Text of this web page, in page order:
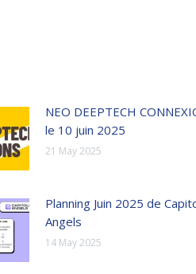
NEO DEEPTECH
le 10 juin 2025
21 May 2025
Planning Juin 2025 de
Angels
14 May 2025